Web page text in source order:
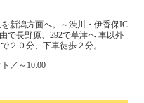
新潟方面へ。～渋川・伊香保IC
で長野原、292で草津へ 車以外
２０分、下車徒歩２分。
／～10:00